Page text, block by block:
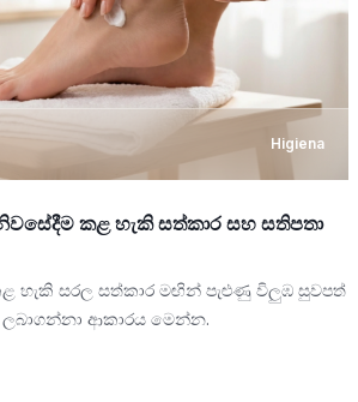
Higiena
කළ හැකි සත්කාර සහ සතිපතා
හැකි සරල සත්කාර මඟින් පැළුණු විලුඹ සුවපත්
ආකාරය මෙන්න.